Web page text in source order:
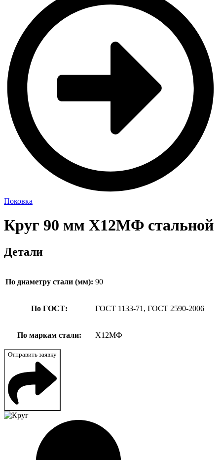
Поковка
Круг 90 мм Х12МФ стальной
Детали
По диаметру стали (мм): 90
По ГОСТ: ГОСТ 1133-71, ГОСТ 2590-2006
По маркам стали: Х12МФ
Отправить заявку